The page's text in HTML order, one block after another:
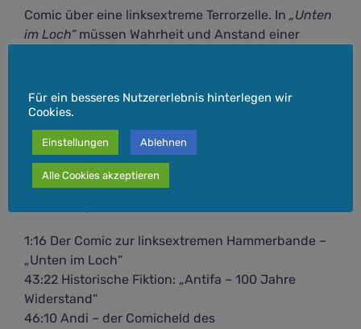
Comic über eine linksextreme Terrorzelle. In „Unten
im Loch“müssen Wahrheit und Anstand einer
Außerdem sprechen wir über Andi, den Helden des
Verfassungsschutzes. In seinem skurrilen Comic,
der im Auftrag des Innenministeriums NRW
entstand, tritt er gegen einige obskure Typen an. Es
trieft vor Klischees und ist gerade deshalb
1:16 Der Comic zur linksextremen Hammerbande –
„Unten im Loch“
43:22 Historische Fiktion: „Antifa – 100 Jahre
Widerstand“
46:10 Andi – der Comicheld des
Für ein besseres Nutzererlebnis hinterlegen wir
Cookies.
Einstellungen Ablehnen
Alle Cookies akzeptieren